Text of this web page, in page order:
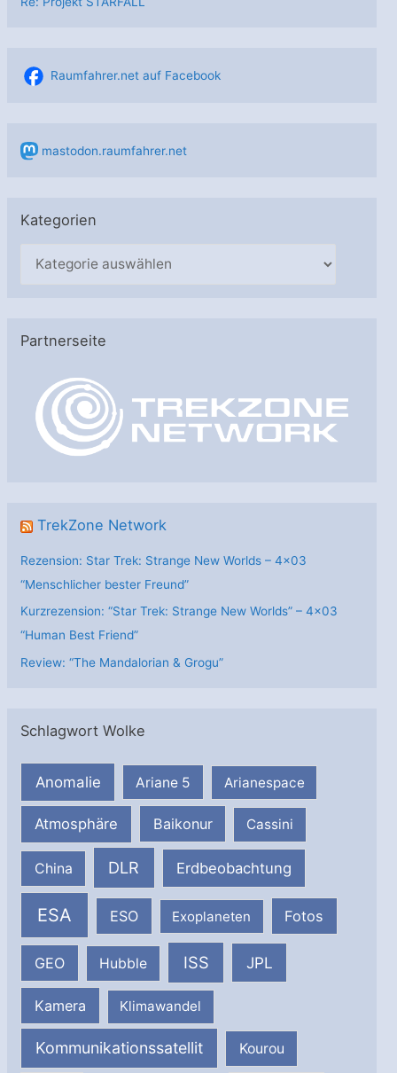
Raumfahrer.net auf Facebook
mastodon.raumfahrer.net
Kategorien
g
Partnerseite
TrekZone Network
Rezension: Star Trek: Strange New Worlds – 4×03
“Menschlicher bester Freund”
Kurzrezension: “Star Trek: Strange New Worlds” – 4×03
“Human Best Friend”
Review: “The Mandalorian & Grogu”
Schlagwort Wolke
Anomalie Ariane 5 Arianespace
Atmosphäre Baikonur Cassini
China DLR Erdbeobachtung
ESA ESO Exoplaneten Fotos
GEO Hubble ISS JPL
Kamera Klimawandel
Kommunikationssatellit Kourou